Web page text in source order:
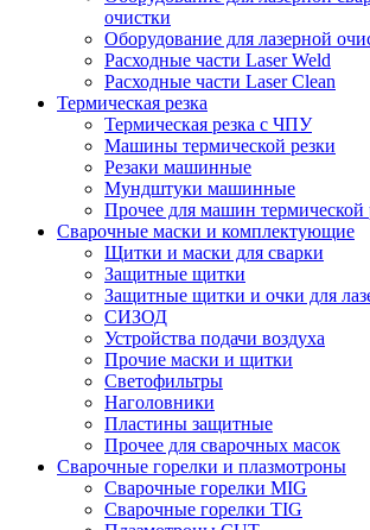
очистки
Оборудование для лазерной
Расходные части Laser Weld
Расходные части Laser Clean
Термическая резка
Термическая резка с ЧПУ
Машины термической резки
Резаки машинные
Мундштуки машинные
Прочее для машин термической
Сварочные маски и комплектующие
Щитки и маски для сварки
Защитные щитки
Защитные щитки и очки для
СИЗОД
Устройства подачи воздуха
Прочие маски и щитки
Светофильтры
Наголовники
Пластины защитные
Прочее для сварочных масок
Сварочные горелки и плазмотроны
Сварочные горелки MIG
Сварочные горелки TIG